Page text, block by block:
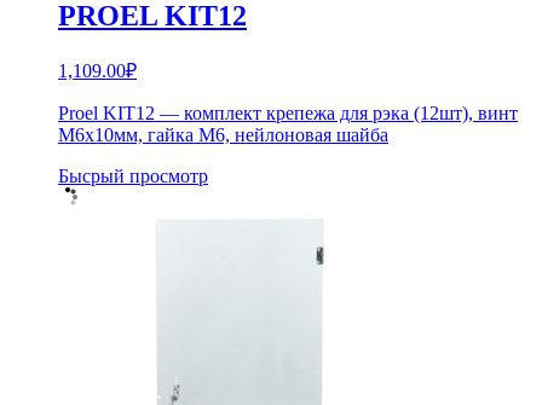
PROEL KIT12
1,109.00₽
Proel KIT12 — комплект крепежа для рэка (12шт), винт
М6х10мм, гайка М6, нейлоновая шайба
Бысрый просмотр